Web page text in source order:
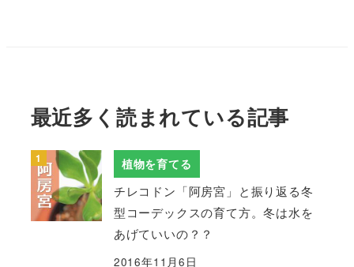
最近多く読まれている記事
植物を育てる
チレコドン「阿房宮」と振り返る冬
型コーデックスの育て方。冬は水を
あげていいの？？
2016年11月6日